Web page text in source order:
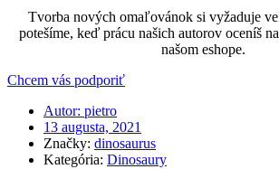
Tvorba nových omaľovánok si vyžaduje
potešíme, keď prácu našich autorov oceníš
našom eshope.
Chcem vás podporiť
Autor: pietro
13 augusta, 2021
Značky: dinosaurus
Kategória: Dinosaury